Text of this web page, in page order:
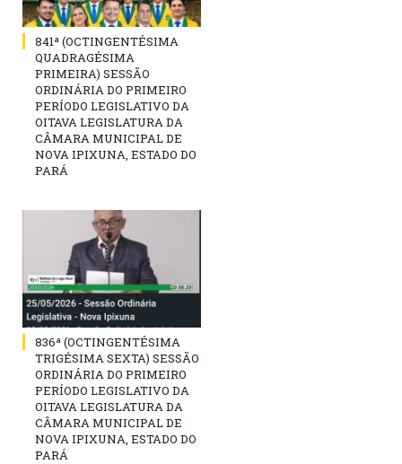
841ª (OCTINGENTÉSIMA
QUADRAGÉSIMA
PRIMEIRA) SESSÃO
ORDINÁRIA DO PRIMEIRO
PERÍODO LEGISLATIVO DA
OITAVA LEGISLATURA DA
CÂMARA MUNICIPAL DE
NOVA IPIXUNA, ESTADO DO
PARÁ
836ª (OCTINGENTÉSIMA
TRIGÉSIMA SEXTA) SESSÃO
ORDINÁRIA DO PRIMEIRO
PERÍODO LEGISLATIVO DA
OITAVA LEGISLATURA DA
CÂMARA MUNICIPAL DE
NOVA IPIXUNA, ESTADO DO
PARÁ